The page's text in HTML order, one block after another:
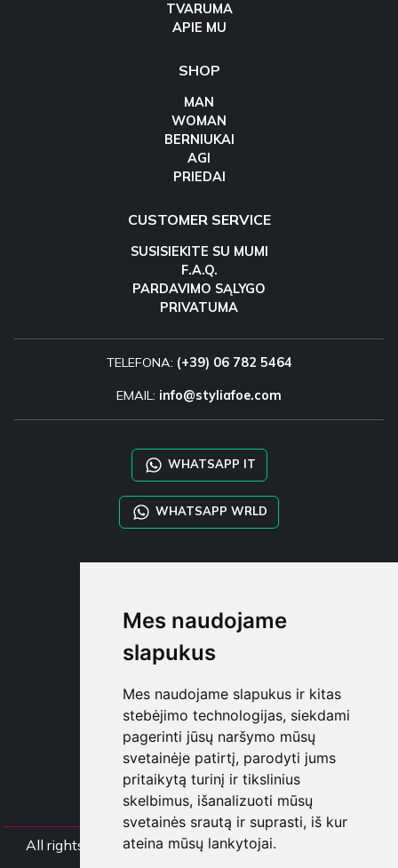
Mes naudojame
slapukus
Mes naudojame slapukus ir kitas
stebėjimo technologijas, siekdami
pagerinti jūsų naršymo mūsų
svetainėje patirtį, parodyti jums
pritaikytą turinį ir tikslinius
skelbimus, išanalizuoti mūsų
svetainės srautą ir suprasti, iš kur
ateina mūsų lankytojai.
TVARUMA
APIE MU
SHOP
MAN
WOMAN
BERNIUKAI
AGI
PRIEDAI
CUSTOMER SERVICE
SUSISIEKITE SU MUMI
F.A.Q.
PARDAVIMO SĄLYGO
PRIVATUMA
TELEFONA: (+39) 06 782 5464
EMAIL: info@styliafoe.com
WHATSAPP IT
WHATSAPP WRLD
TAYLOR MADE ORDERS
REGISTRUOT
PRISIJUNGT
PIRKINIŲ KREPŠELI
All rights Styliafoe s.r.l. © 2025 - PVM mokėtojo koda